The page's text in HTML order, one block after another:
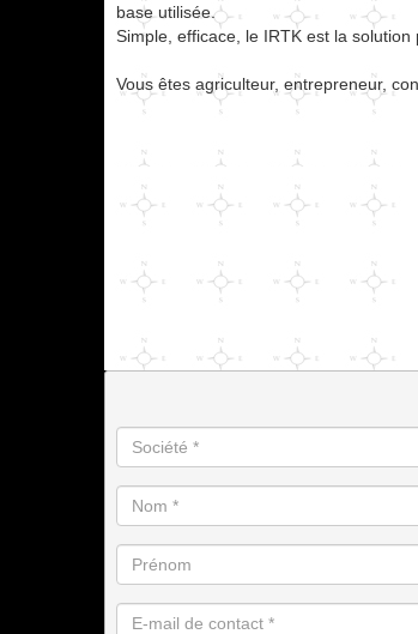
base utilisée.
Simple, efficace, le IRTK est la
Vous êtes agriculteur, entrepreneur,